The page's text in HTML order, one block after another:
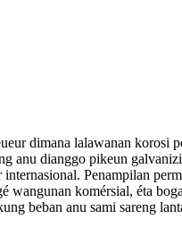
dimana lalawanan
anu dianggo pikeun
Penampilan
komérsial, éta
beban anu sami sareng